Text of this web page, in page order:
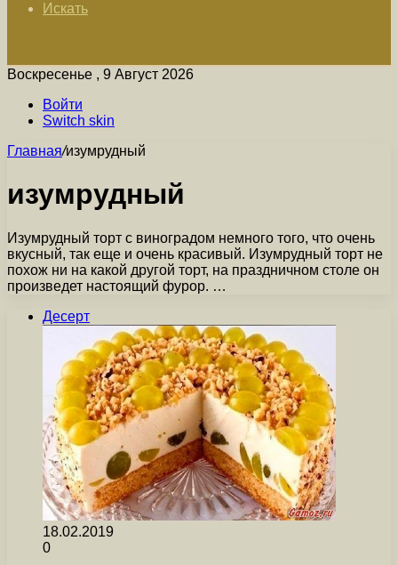
Искать
Воскресенье , 9 Август 2026
Войти
Switch skin
Главная/изумрудный
изумрудный
Изумрудный торт с виноградом немного того, что очень
вкусный, так еще и очень красивый. Изумрудный торт не
похож ни на какой другой торт, на праздничном столе он
произведет настоящий фурор. …
Десерт
18.02.2019
0